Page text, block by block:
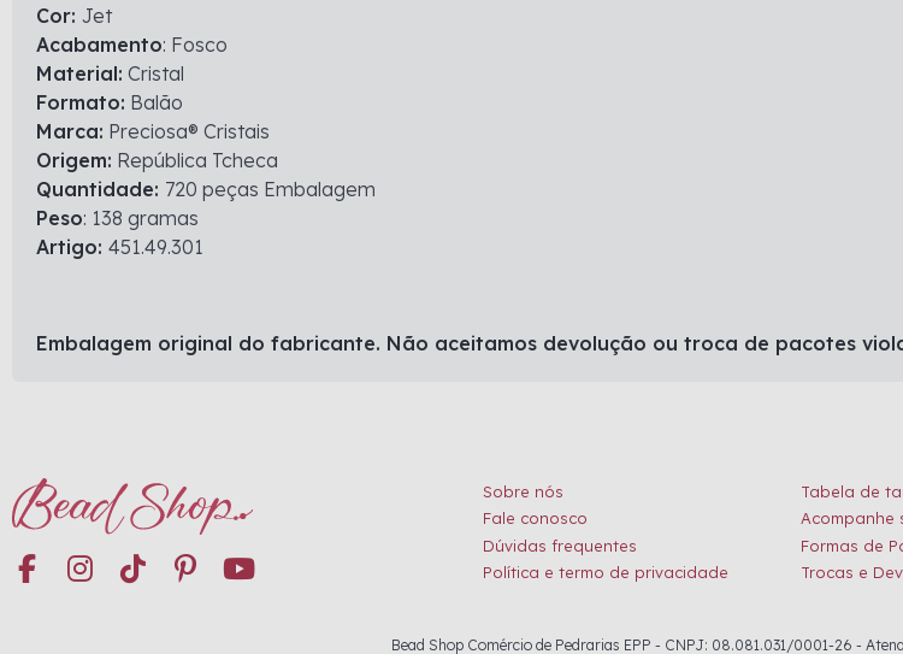
Cor: Jet
Acabamento: Fosco
Material: Cristal
Formato: Balão
Marca: Preciosa® Cristais
Origem: República Tcheca
Quantidade: 720 peças Embalagem
Peso: 138 gramas
Artigo: 451.49.301
Embalagem original do fabricante. Não aceitamos devolução ou troca de pacotes
Sobre nós
Tabela de
Fale conosco
Acompanhe
Dúvidas frequentes
Formas de
Política e termo de privacidade
Trocas e
Bead Shop Comércio de Pedrarias EPP - CNPJ: 08.081.031/0001-26 -